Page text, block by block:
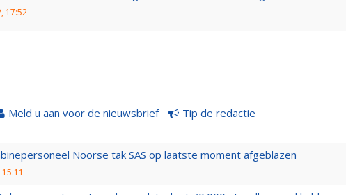
17:52
Meld u aan voor de nieuwsbrief Tip de redactie
Noorse tak SAS op laatste moment afgeblazen